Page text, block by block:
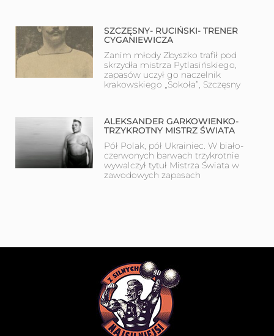
SZCZĘSNY- RUCIŃSKI- TRENER
CYGANIEWICZA
Zanim młody Zbyszko trafił pod
skrzydła mistrza Pytlasińskiego,
zapasów uczył go naczelnik
krakowskiego „Sokoła”, Szczęsny
ALEKSANDER GARKOWIENKO-
TRZYKROTNY MISTRZ ŚWIATA
Pół Polak, pół Ukrainiec. W biało-
czerwonych barwach trzykrotnie
wywalczył tytuł Mistrza Świata w
zawodowych zapasach